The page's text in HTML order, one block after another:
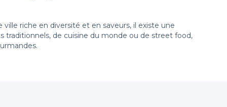
riche en diversité et en saveurs, il existe une
traditionnels, de cuisine du monde ou de street food,
vaste sélection d’établissements abordables qui
de réservation, vous pouvez facilement